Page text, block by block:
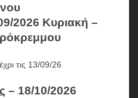
2026 Κυριακή –
τις 13/09/26
– 18/10/2026